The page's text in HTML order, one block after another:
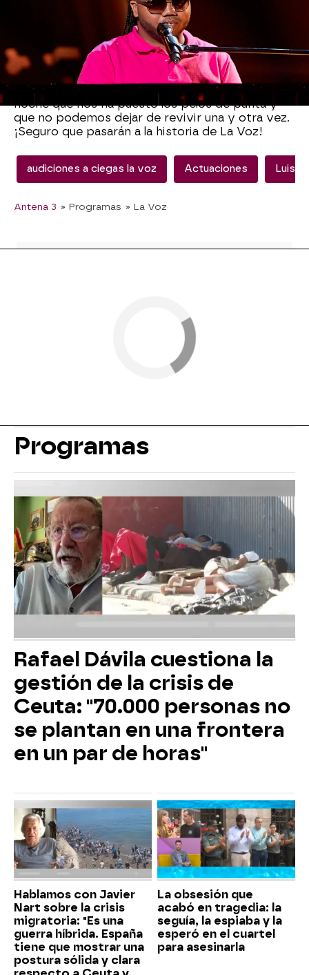
Pablo López se ha sentado al piano para llenar de
magia este momento. Malú, Antonio Orozco y
Luis Fonsi han querido ser partícipes y se han
puesto junto al piano para cantar también alguna
estrofa de la canción.
Ha sido uno de los momentos más mágicos de la
noche que nos ha puesto los pelos de punta y
que no podemos dejar de revivir una y otra vez.
¡Seguro que pasarán a la historia de La Voz!
audiciones a ciegas la voz Actuaciones Luis
Antena 3 » Programas » La Voz
Programas
Rafael Dávila cuestiona la
gestión de la crisis de
Ceuta: "70.000 personas no
se plantan en una frontera
en un par de horas"
Hablamos con Javier
Nart sobre la crisis
migratoria: "Es una
guerra híbrida. España
tiene que mostrar una
postura sólida y clara
La obsesión que
acabó en tragedia: la
seguía, la espiaba y la
esperó en el cuartel
para asesinarla